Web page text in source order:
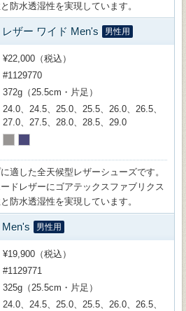
防水透湿性を実現しています。
ザー ワイド Men's 男性用
¥22,000（税込）
#1129770
372g（25.5cm・片足）
24.0、24.5、25.0、25.5、26.0、26.5、
27.0、27.5、28.0、28.5、29.0
適した全天候型レザーシューズです。
ドレザーにゴアテックスファブリクス
防水透湿性を実現しています。
Men's 男性用
¥19,900（税込）
#1129771
325g（25.5cm・片足）
24.0、24.5、25.0、25.5、26.0、26.5、